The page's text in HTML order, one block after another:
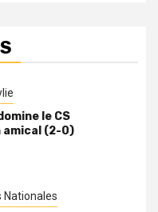
le CS
amical (2-0)
Nationales